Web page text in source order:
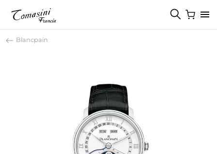
Blancpain